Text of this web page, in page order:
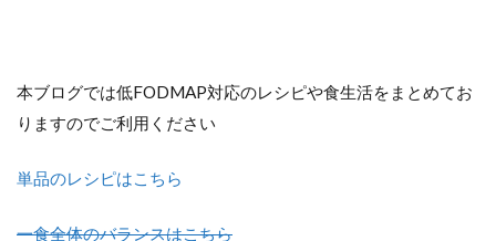
本ブログでは低FODMAP対応のレシピや食生活をまとめてお
りますのでご利用ください
単品のレシピはこちら
一食全体のバランスはこちら